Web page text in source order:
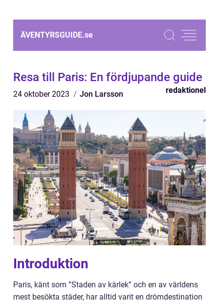
ÄVENTYRSGUIDE.se
Resa till Paris: En fördjupande guide
24 oktober 2023 Jon Larsson redaktionel
Introduktion
Paris, känt som ”Staden av kärlek” och en av världens
mest besökta städer, har alltid varit en drömdestination